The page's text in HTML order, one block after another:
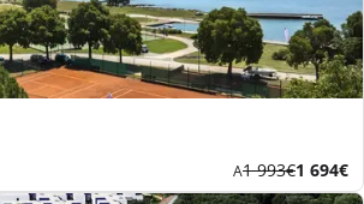
AKorábbi
díj
1 993€Új
ár
1 694€